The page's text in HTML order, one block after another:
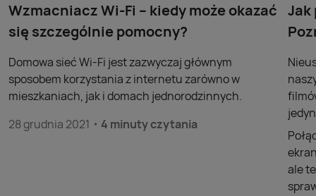
Wzmacniacz Wi-Fi – kiedy może okazać
się szczególnie pomocny?
Domowa sieć Wi-Fi jest zazwyczaj głównym
sposobem korzystania z internetu zarówno w
mieszkaniach, jak i domach jednorodzinnych.
28 grudnia 2021
4 minuty czytania
Jak
ale